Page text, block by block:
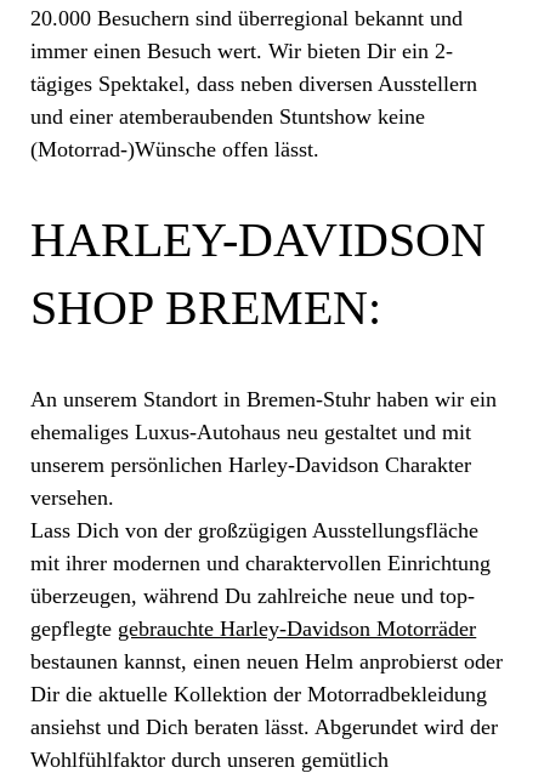
20.000 Besuchern sind überregional bekannt und
immer einen Besuch wert. Wir bieten Dir ein 2-
tägiges Spektakel, dass neben diversen Ausstellern
und einer atemberaubenden Stuntshow keine
(Motorrad-)Wünsche offen lässt.
HARLEY-DAVIDSON
SHOP BREMEN:
An unserem Standort in Bremen-Stuhr haben wir ein
ehemaliges Luxus-Autohaus neu gestaltet und mit
unserem persönlichen Harley-Davidson Charakter
versehen.
Lass Dich von der großzügigen Ausstellungsfläche
mit ihrer modernen und charaktervollen Einrichtung
überzeugen, während Du zahlreiche neue und top-
gepflegte gebrauchte Harley-Davidson Motorräder
bestaunen kannst, einen neuen Helm anprobierst oder
Dir die aktuelle Kollektion der Motorradbekleidung
ansiehst und Dich beraten lässt. Abgerundet wird der
Wohlfühlfaktor durch unseren gemütlich